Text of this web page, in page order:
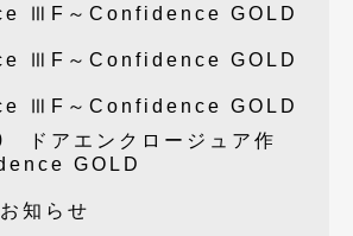
ⅢF～Confidence GOLD
ⅢF～Confidence GOLD
ⅢF～Confidence GOLD
ドアエンクロージュア作
GOLD
知らせ